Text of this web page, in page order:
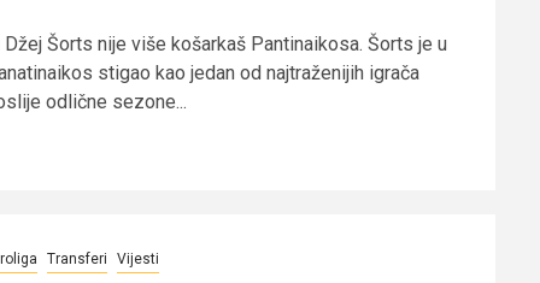
Džej Šorts nije više košarkaš Pantinaikosa. Šorts je u
stigao kao jedan od najtraženijih igrača
odlične sezone...
Transferi Vijesti